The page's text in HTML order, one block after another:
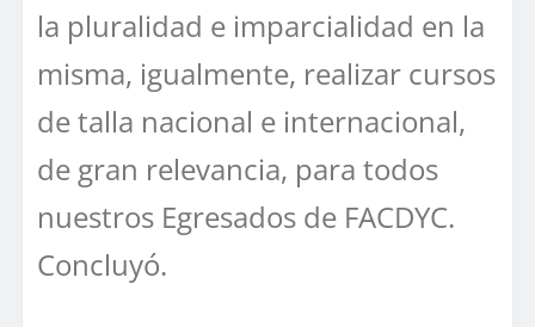
la pluralidad e imparcialidad en la
misma, igualmente, realizar cursos
de talla nacional e internacional,
de gran relevancia, para todos
nuestros Egresados de FACDYC.
Concluyó.